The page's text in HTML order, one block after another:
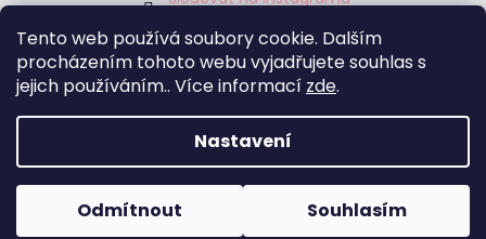
Tento web používá soubory cookie. Dalším
procházením tohoto webu vyjadřujete souhlas s
jejich používáním.. Více informací zde.
Nastavení
Odmítnout Souhlasím
Facebook
Copyright 2026BabyTýpka s.r.o.. Všechna práva